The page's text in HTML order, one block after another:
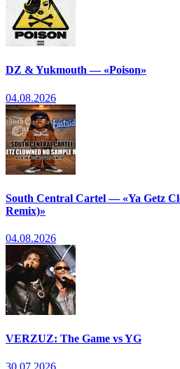
DZ & Yukmouth — «Poison»
04.08.2026
South Central Cartel — «Ya Getz
Remix)»
04.08.2026
VERZUZ: The Game vs YG
30.07.2026